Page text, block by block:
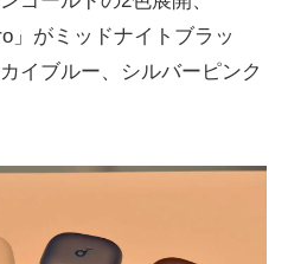
」がミッドナイトブラッ
イブルー、シルバーピンク